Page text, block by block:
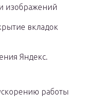
изображений
вкладок
Яндекс.
работы